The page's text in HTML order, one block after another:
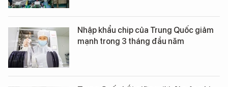
Nhập khẩu chip của Trung Quốc giảm
mạnh trong 3 tháng đầu năm